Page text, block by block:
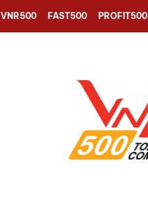
VNR500 FAST500 PROFIT500